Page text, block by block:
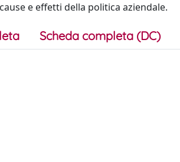
e effetti della politica aziendale.
Scheda completa (DC)